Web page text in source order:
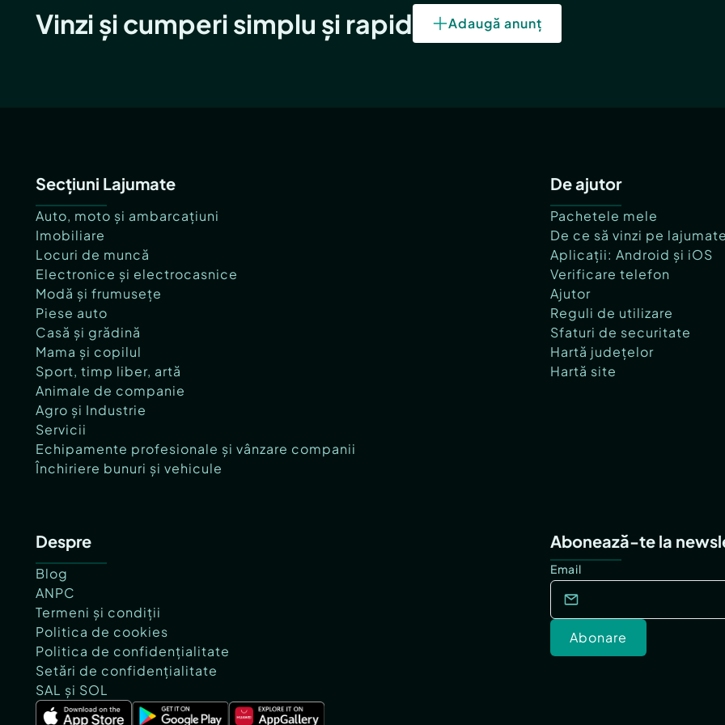
Vinzi și cumperi simplu și rapid Adaugă anunț
Secțiuni Lajumate
Auto, moto și ambarcațiuni
Imobiliare
Locuri de muncă
Electronice și electrocasnice
Modă și frumusețe
Piese auto
Casă și grădină
Mama și copilul
Sport, timp liber, artă
Animale de companie
Agro și Industrie
Servicii
Echipamente profesionale și vânzare companii
Închiriere bunuri și vehicule
De ajutor
Pachetele mele
De ce să vinzi pe
Aplicații: Android și iOS
Verificare telefon
Ajutor
Reguli de utilizare
Sfaturi de securitate
Hartă județelor
Hartă site
Despre
Blog
ANPC
Termeni și condiții
Politica de cookies
Politica de confidențialitate
Setări de confidențialitate
SAL și SOL
Abonează-te la
Email
Abonare